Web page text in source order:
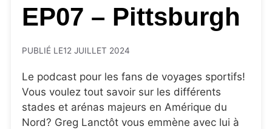
EP07 – Pittsburgh
PUBLIÉ LE12 JUILLET 2024
Le podcast pour les fans de voyages sportifs!
Vous voulez tout savoir sur les différents
stades et arénas majeurs en Amérique du
Nord? Greg Lanctôt vous emmène avec lui à